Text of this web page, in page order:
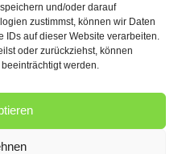
und/oder darauf
zustimmst, können wir Daten
auf dieser Website verarbeiten.
oder zurückziehst, können
werden.